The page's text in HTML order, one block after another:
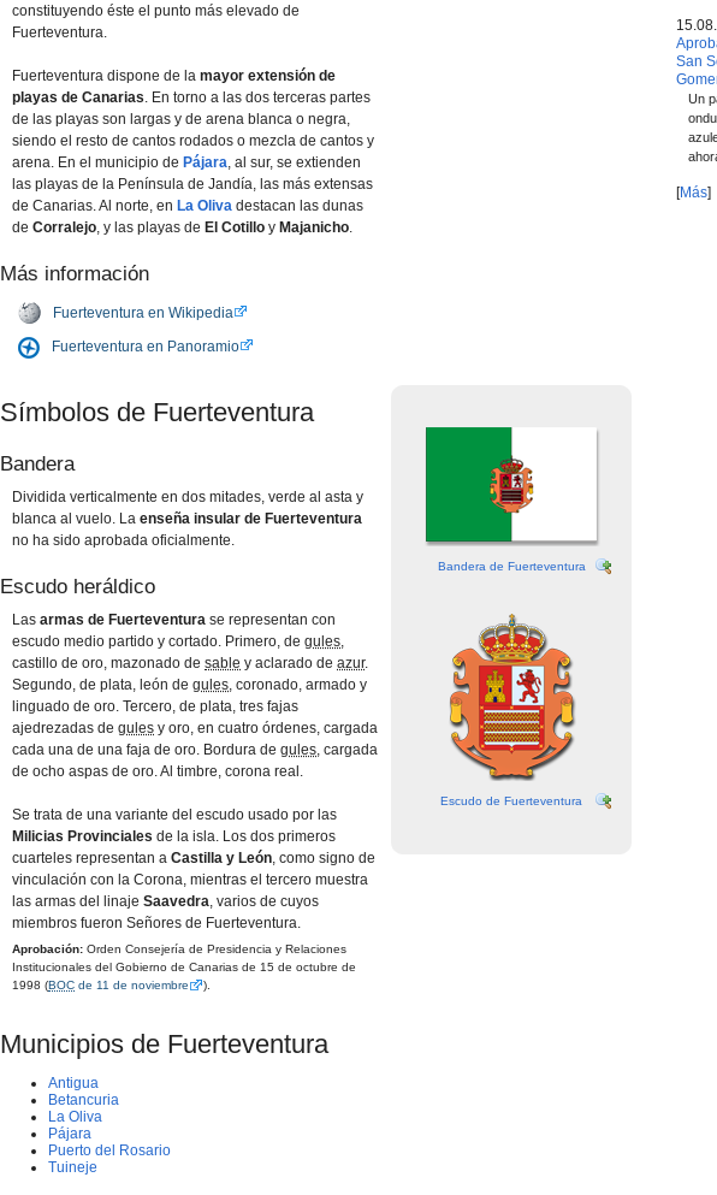
constituyendo éste el punto más elevado de
Fuerteventura.
Fuerteventura dispone de la mayor extensión de
playas de Canarias. En torno a las dos terceras partes
de las playas son largas y de arena blanca o negra,
siendo el resto de cantos rodados o mezcla de cantos y
arena. En el municipio de Pájara, al sur, se extienden
las playas de la Península de Jandía, las más extensas
de Canarias. Al norte, en La Oliva destacan las dunas
de Corralejo, y las playas de El Cotillo y Majanicho.
Más información
Fuerteventura en Wikipedia
Fuerteventura en Panoramio
Símbolos de Fuerteventura
Bandera
Dividida verticalmente en dos mitades, verde al asta y
blanca al vuelo. La enseña insular de Fuerteventura
no ha sido aprobada oficialmente.
Escudo heráldico
Las armas de Fuerteventura se representan con
escudo medio partido y cortado. Primero, de gules,
castillo de oro, mazonado de sable y aclarado de azur.
Segundo, de plata, león de gules, coronado, armado y
linguado de oro. Tercero, de plata, tres fajas
ajedrezadas de gules y oro, en cuatro órdenes, cargada
cada una de una faja de oro. Bordura de gules, cargada
de ocho aspas de oro. Al timbre, corona real.
Se trata de una variante del escudo usado por las
Milicias Provinciales de la isla. Los dos primeros
cuarteles representan a Castilla y León, como signo de
vinculación con la Corona, mientras el tercero muestra
las armas del linaje Saavedra, varios de cuyos
miembros fueron Señores de Fuerteventura.
Aprobación: Orden Consejería de Presidencia y Relaciones
Institucionales del Gobierno de Canarias de 15 de octubre de
1998 (BOC de 11 de noviembre ).
Municipios de Fuerteventura
Antigua
Betancuria
La Oliva
Pájara
Puerto del Rosario
Tuineje
Bandera de Fuerteventura
Escudo de Fuerteventura
San
Un
[Más]